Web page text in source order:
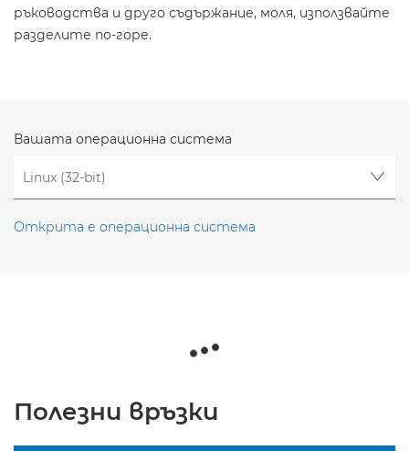
ръководства и друго съдържание, моля, използвайте
разделите по-горе.
Вашата операционна система
Открита е операционна система
Полезни връзки